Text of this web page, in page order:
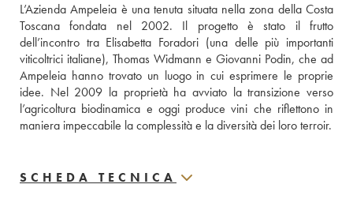
L’Azienda Ampeleia è una tenuta situata nella zona della Costa
Toscana fondata nel 2002. Il progetto è stato il frutto
dell’incontro tra Elisabetta Foradori (una delle più importanti
viticoltrici italiane), Thomas Widmann e Giovanni Podin, che ad
Ampeleia hanno trovato un luogo in cui esprimere le proprie
idee. Nel 2009 la proprietà ha avviato la transizione verso
l’agricoltura biodinamica e oggi produce vini che riflettono in
maniera impeccabile la complessità e la diversità dei loro terroir.
SCHEDA TECNICA